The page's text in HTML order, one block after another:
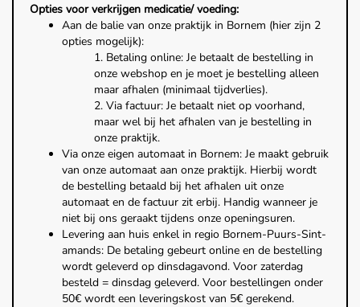
Opties voor verkrijgen medicatie/ voeding:
Aan de balie van onze praktijk in Bornem (hier zijn 2
opties mogelijk):
1. Betaling online: Je betaalt de bestelling in
onze webshop en je moet je bestelling alleen
maar afhalen (minimaal tijdverlies).
2. Via factuur: Je betaalt niet op voorhand,
maar wel bij het afhalen van je bestelling in
onze praktijk.
Via onze eigen automaat in Bornem: Je maakt gebruik
van onze automaat aan onze praktijk. Hierbij wordt
de bestelling betaald bij het afhalen uit onze
automaat en de factuur zit erbij. Handig wanneer je
niet bij ons geraakt tijdens onze openingsuren.
Levering aan huis enkel in regio Bornem-Puurs-Sint-
amands: De betaling gebeurt online en de bestelling
wordt geleverd op dinsdagavond. Voor zaterdag
besteld = dinsdag geleverd. Voor bestellingen onder
50€ wordt een leveringskost van 5€ gerekend.